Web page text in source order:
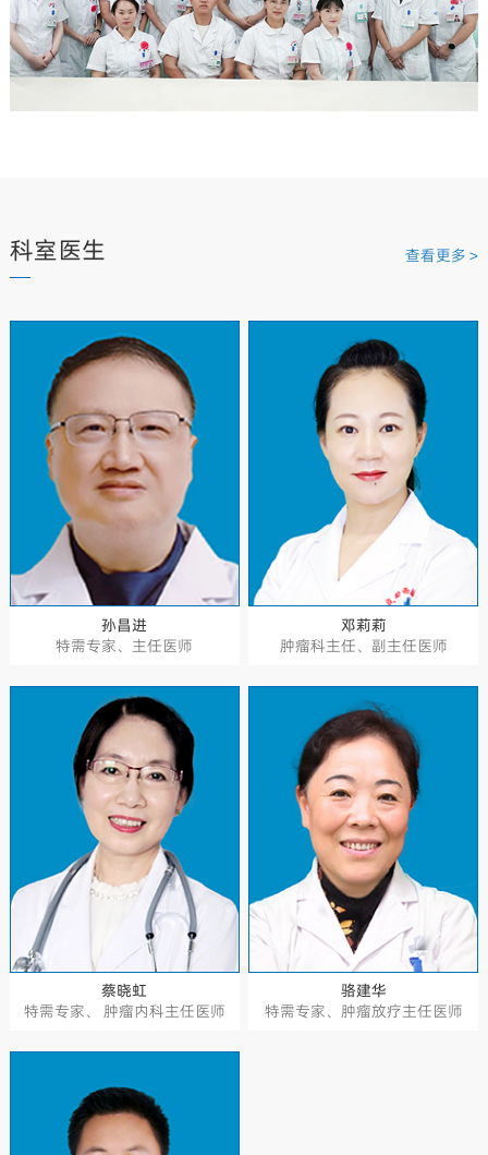
科室医生 查看更多 >
孙昌进
特需专家、主任医师
邓莉莉
肿瘤科主任、副主任医师
蔡晓虹
特需专家、 肿瘤内科主任医师
骆建华
特需专家、肿瘤放疗主任医师